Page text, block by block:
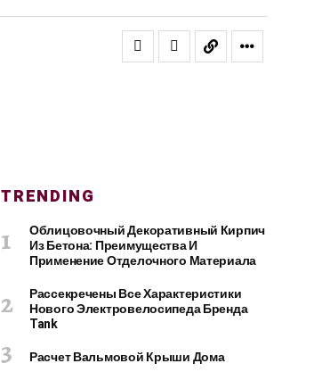
TRENDING
Облицовочный Декоративный Кирпич
Из Бетона: Преимущества И
Применение Отделочного Материала
Рассекречены Все Характеристики
Нового Электровелосипеда Бренда
Tank
Расчет Вальмовой Крыши Дома